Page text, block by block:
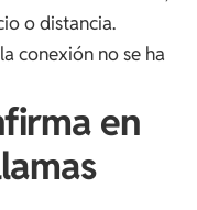
o distancia.
conexión no se ha
en